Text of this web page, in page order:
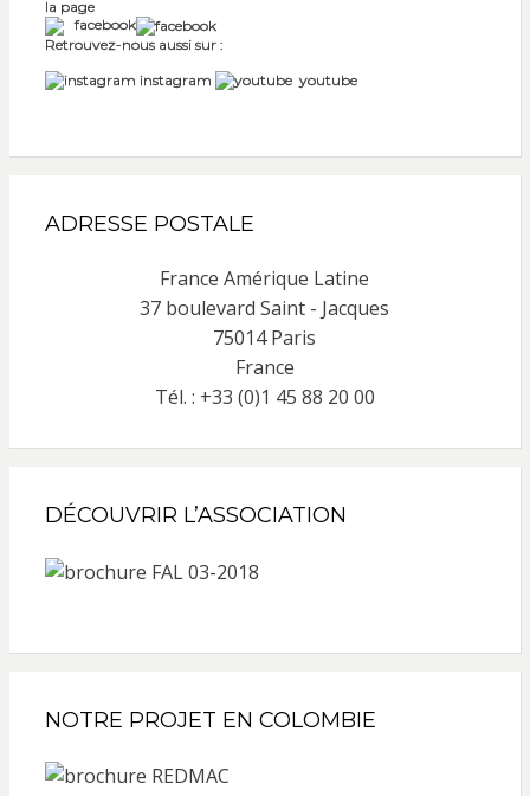
la page
facebook
Retrouvez-nous aussi sur :
instagram
youtube
ADRESSE POSTALE
France Amérique Latine
37 boulevard Saint - Jacques
75014 Paris
France
Tél. : +33 (0)1 45 88 20 00
DÉCOUVRIR L’ASSOCIATION
NOTRE PROJET EN COLOMBIE